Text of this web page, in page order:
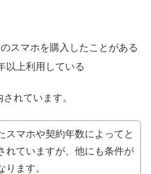
スマホを購入したことがある
以上利用している
れています。
スマホや契約年数によってと
れていますが、他にも条件が
ります。